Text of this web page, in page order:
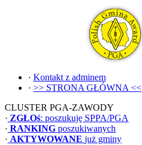
· Kontakt z adminem
· >> STRONA GŁÓWNA <<
CLUSTER PGA-ZAWODY
· ZGŁOś: poszukuję SPPA/PGA
· RANKING poszukiwanych
· AKTYWOWANE już gminy